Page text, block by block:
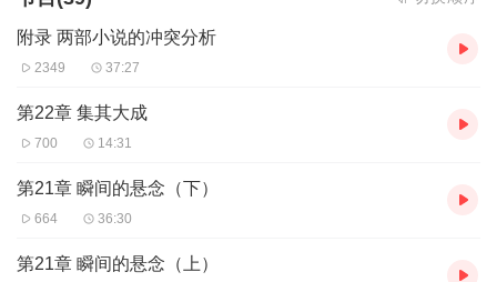
4. 平衡次要情节、闪回、背景故事，推动故事向发展。
5. 在对话中使张力很大化。
6. 在修改的时候增进悬念。
【作者简介】
詹姆斯·斯科特·贝尔，畅销书作家，出版过20余部小说，2000
刊》、《书目》、《图书馆期刊》等杂志都评论过他的作品。著有
《创作伟大的小说：情节与结构》、《创作伟大的小说：修改与编
辑》、《作家眼中的战争艺术》。《作家文摘》撰稿人，在佩珀代
洛杉矶。
附录 两部小说的冲突分析
2349 37:27
第22章 集其大成
700 14:31
第21章 瞬间的悬念（下）
664 36:30
第21章 瞬间的悬念（上）